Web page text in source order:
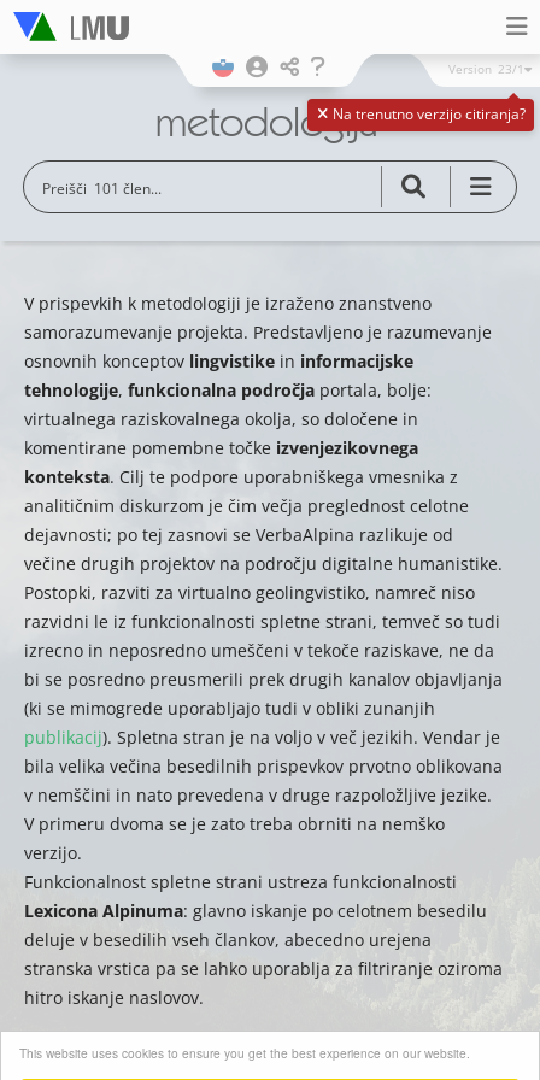
This website uses cookies to ensure you get the best experience on our website.
Na trenutno verzijo citiranja?
Version 23/1
metodologija
V prispevkih k metodologiji je izraženo znanstveno
samorazumevanje projekta. Predstavljeno je razumevanje
osnovnih konceptov lingvistike in informacijske
tehnologije, funkcionalna področja portala, bolje:
virtualnega raziskovalnega okolja, so določene in
komentirane pomembne točke izvenjezikovnega
konteksta. Cilj te podpore uporabniškega vmesnika z
analitičnim diskurzom je čim večja preglednost celotne
dejavnosti; po tej zasnovi se VerbaAlpina razlikuje od
večine drugih projektov na področju digitalne humanistike.
Postopki, razviti za virtualno geolingvistiko, namreč niso
razvidni le iz funkcionalnosti spletne strani, temveč so tudi
izrecno in neposredno umeščeni v tekoče raziskave, ne da
bi se posredno preusmerili prek drugih kanalov objavljanja
(ki se mimogrede uporabljajo tudi v obliki zunanjih
publikacij). Spletna stran je na voljo v več jezikih. Vendar je
bila velika večina besedilnih prispevkov prvotno oblikovana
v nemščini in nato prevedena v druge razpoložljive jezike.
V primeru dvoma se je zato treba obrniti na nemško
verzijo.
Funkcionalnost spletne strani ustreza funkcionalnosti
Lexicona Alpinuma: glavno iskanje po celotnem besedilu
deluje v besedilih vseh člankov, abecedno urejena
stranska vrstica pa se lahko uporablja za filtriranje oziroma
hitro iskanje naslovov.
(auct.David Englmeier | Thomas Krefeld –trad.Eva